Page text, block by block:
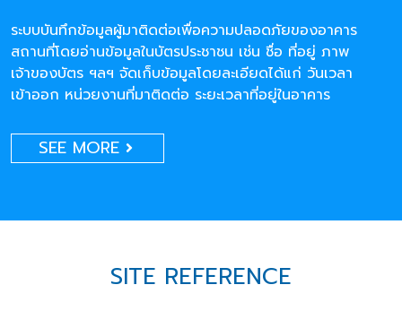
ระบบบันทึกข้อมูลผู้มาติดต่อเพื่อความปลอดภัยของอาคาร
สถานที่โดยอ่านข้อมูลในบัตรประชาชน เช่น ชื่อ ที่อยู่ ภาพ
เจ้าของบัตร ฯลฯ จัดเก็บข้อมูลโดยละเอียดได้แก่ วันเวลา
เข้าออก หน่วยงานที่มาติดต่อ ระยะเวลาที่อยู่ในอาคาร
SEE MORE
SITE REFERENCE